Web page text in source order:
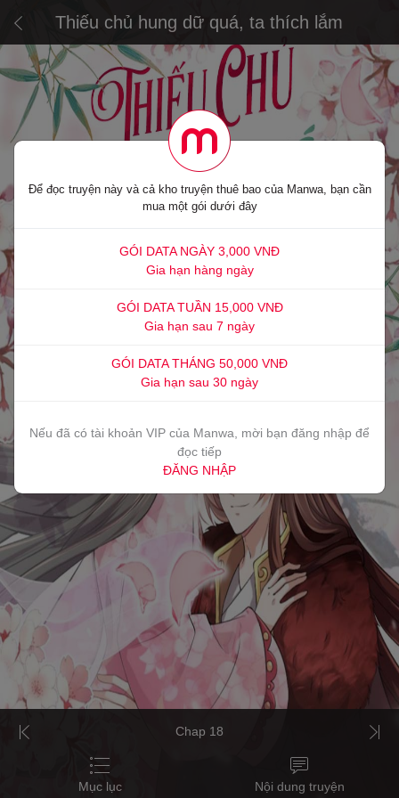
Thiếu chủ hung dữ quá, ta thích lắm
Chap 18
Mục lục Nội dung truyện
Để đọc truyện này và cả kho truyện thuê bao của Manwa, bạn cần
mua một gói dưới đây
GÓI DATA NGÀY 3,000 VNĐ
Gia hạn hàng ngày
GÓI DATA TUẦN 15,000 VNĐ
Gia hạn sau 7 ngày
GÓI DATA THÁNG 50,000 VNĐ
Gia hạn sau 30 ngày
Nếu đã có tài khoản VIP của Manwa, mời bạn đăng nhập để
đọc tiếp
ĐĂNG NHẬP